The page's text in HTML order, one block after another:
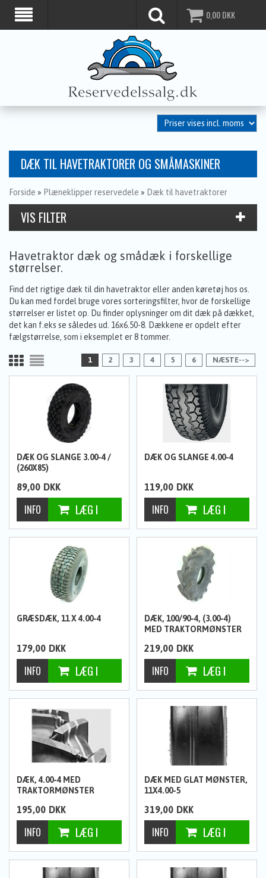
0,00DKK
DÆK TIL HAVETRAKTORER OG SMÅMASKINER
Forside » Plæneklipper reservedele » Dæk til havetraktorer
Havetraktor dæk og smådæk i forskellige
størrelser.
Find det rigtige dæk til din havetraktor eller anden køretøj hos os.
Du kan med fordel bruge vores sorteringsfilter, hvor de forskellige
størrelser er listet op. Du finder oplysninger om dit dæk på dækket,
det kan f.eks se således ud. 16x6.50-8. Dækkene er opdelt efter
fælgstørrelse, som i eksemplet er 8 tommer.
1 2 3 4 5 6 NÆSTE-->
DÆK OG SLANGE 3.00-4 /
(260X85)
89,00 DKK
DÆK OG SLANGE 4.00-4
119,00 DKK
GRÆSDÆK, 11 X 4.00-4
179,00 DKK
DÆK, 100/90-4, (3.00-4)
MED TRAKTORMØNSTER
219,00 DKK
DÆK, 4.00-4 MED
TRAKTORMØNSTER
195,00 DKK
DÆK MED GLAT MØNSTER,
11X4.00-5
319,00 DKK